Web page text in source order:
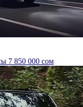
7 850 000 сом